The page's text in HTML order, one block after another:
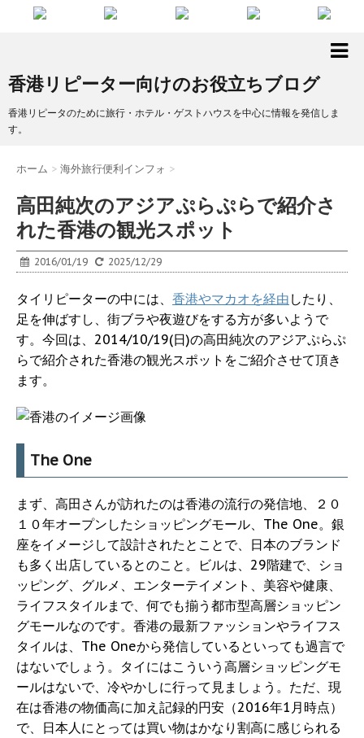
香港リピーター向けのお役立ちブログ
香港リピータのために旅行・ホテル・ゲストハウスを中心に情報を発信しま
す。
ホーム > 海外旅行便利インフォ >
高田純次のアジアぷらぷらで紹介さ
れた香港の観光スポット
2016/01/19 2025/12/29
タイリピーターの中には、 香港やマカオを経由 したり、
足を伸ばすし、街ブラや夜遊びをする方が多いようで
す。今回は、2014/10/19(日)の高田純次のアジアぷらぷ
らで紹介された香港の観光スポットをご紹介させて頂き
ます。
The One
まず、高田さんが訪れたのは香港の流行の発信地、２０
１０年オープンしたショッピングモール、The One。銀
座をイメージして設計されたとことで、日本のブランド
も多く出店しているとのこと。ビルは、29階建で、ショ
ッピング、グルメ、エンターテイメント、美容や健康、
ライフスタイルまで、何でも揃う都市型高層ショッピン
グモールなのです。香港の最新ファッションやライフス
タイルは、The Oneから発信しているといっても過言で
はないでしょう。タイにはこういう高層ショッピングモ
ールはないで、冷やかしに行って見ましょう。ただ、現
在は香港の物価高に加え記録的円安（2016年1月時点）
で、日本人にとっては買い物はかなり割高に感じられる